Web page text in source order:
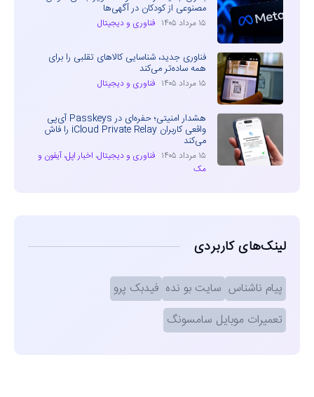
مصنوعی از کودکان در آگهی‌ها
۱۵ مرداد ۱۴۰۵ فناوری و دیجیتال
فناوری جدید، شناسایی کالاهای تقلبی را برای
همه ساده‌تر می‌کند
۱۵ مرداد ۱۴۰۵ فناوری و دیجیتال
هشدار امنیتی؛ حفره‌ای در Passkeys آی‌پی
واقعی کاربران iCloud Private Relay را فاش
می‌کند
۱۵ مرداد ۱۴۰۵ فناوری و دیجیتال، اخبار اپل، آیفون و
مک
لینک‌های کاربردی
پیام ناشناس سایت بو نده فیدبک پرو
تعمیرات موبایل سامسونگ